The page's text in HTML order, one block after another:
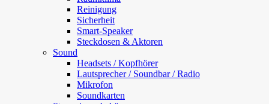
Reinigung
Sicherheit
Smart-Speaker
Steckdosen & Aktoren
Sound
Headsets / Kopfhörer
Lautsprecher / Soundbar / Radio
Mikrofon
Soundkarten